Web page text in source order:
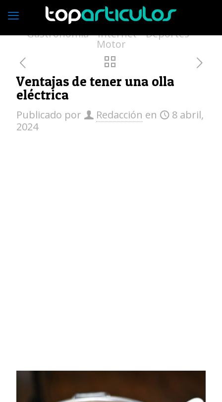
Economía Empresas Vivienda
Moda Turismo Medio ambiente
Gastronomía Internet Deportes
Motor
Ventajas de tener una olla
eléctrica
Publicado por Redacción en
8 abril,
2024